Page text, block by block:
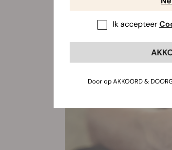
Dennenboom
Ik accepteer
Door op AKKOORD &